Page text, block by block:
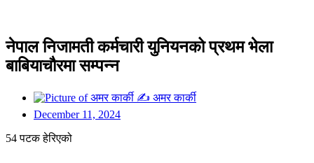
नेपाल निजामती कर्मचारी युनियनको प्रथम भेला
बाबियाचौरमा सम्पन्न
✍ अमर कार्की
December 11, 2024
54 पटक हेरिएको